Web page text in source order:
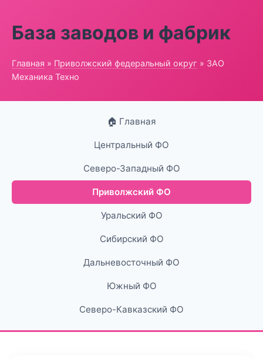
База заводов и фабрик
Главная » Приволжский федеральный округ » ЗАО
Механика Техно
🏠 Главная
Центральный ФО
Северо-Западный ФО
Приволжский ФО
Уральский ФО
Сибирский ФО
Дальневосточный ФО
Южный ФО
Северо-Кавказский ФО